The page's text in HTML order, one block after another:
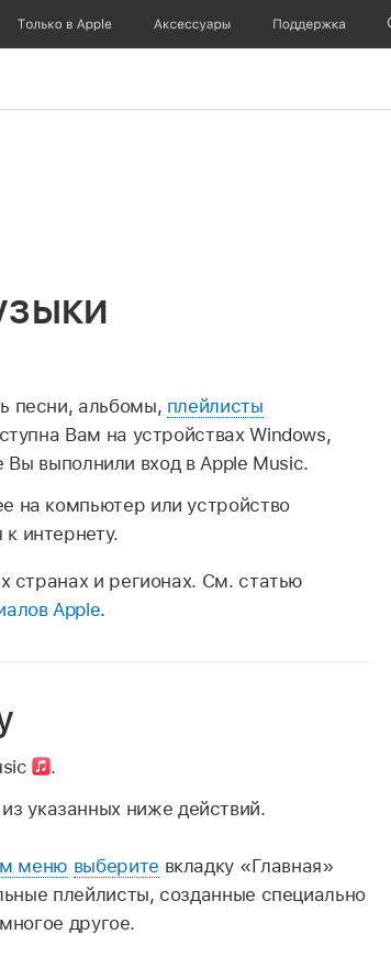
Только в Apple Аксессуары Поддержка
песни, альбомы, плейлисты
Вам на устройствах Windows,
Вы выполнили вход в Apple Music.
на компьютер или устройство
интернету.
странах и регионах. См. статью
Apple.
.
указанных ниже действий.
меню выберите вкладку «Главная»
плейлисты, созданные специально
другое.